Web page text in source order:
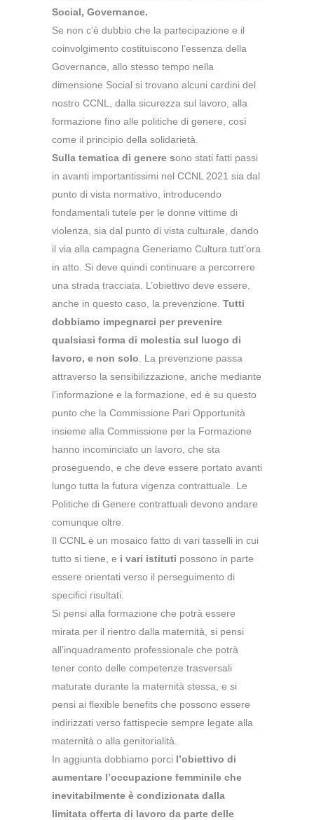
Social, Governance.
Se non c’è dubbio che la partecipazione e il
coinvolgimento costituiscono l’essenza della
Governance, allo stesso tempo nella
dimensione Social si trovano alcuni cardini del
nostro CCNL, dalla sicurezza sul lavoro, alla
formazione fino alle politiche di genere, così
come il principio della solidarietà.
Sulla tematica di genere sono stati fatti passi
in avanti importantissimi nel CCNL 2021 sia dal
punto di vista normativo, introducendo
fondamentali tutele per le donne vittime di
violenza, sia dal punto di vista culturale, dando
il via alla campagna Generiamo Cultura tutt’ora
in atto. Si deve quindi continuare a percorrere
una strada tracciata. L’obiettivo deve essere,
anche in questo caso, la prevenzione. Tutti
dobbiamo impegnarci per prevenire
qualsiasi forma di molestia sul luogo di
lavoro, e non solo . La prevenzione passa
attraverso la sensibilizzazione, anche mediante
l’informazione e la formazione, ed è su questo
punto che la Commissione Pari Opportunità
insieme alla Commissione per la Formazione
hanno incominciato un lavoro, che sta
proseguendo, e che deve essere portato avanti
lungo tutta la futura vigenza contrattuale. Le
Politiche di Genere contrattuali devono andare
comunque oltre.
Il CCNL è un mosaico fatto di vari tasselli in cui
tutto si tiene, e i vari istituti possono in parte
essere orientati verso il perseguimento di
specifici risultati.
Si pensi alla formazione che potrà essere
mirata per il rientro dalla maternità, si pensi
all’inquadramento professionale che potrà
tener conto delle competenze trasversali
maturate durante la maternità stessa, e si
pensi ai flexible benefits che possono essere
indirizzati verso fattispecie sempre legate alla
maternità o alla genitorialità.
In aggiunta dobbiamo porci l’obiettivo di
aumentare l’occupazione femminile che
inevitabilmente è condizionata dalla
limitata offerta di lavoro da parte delle